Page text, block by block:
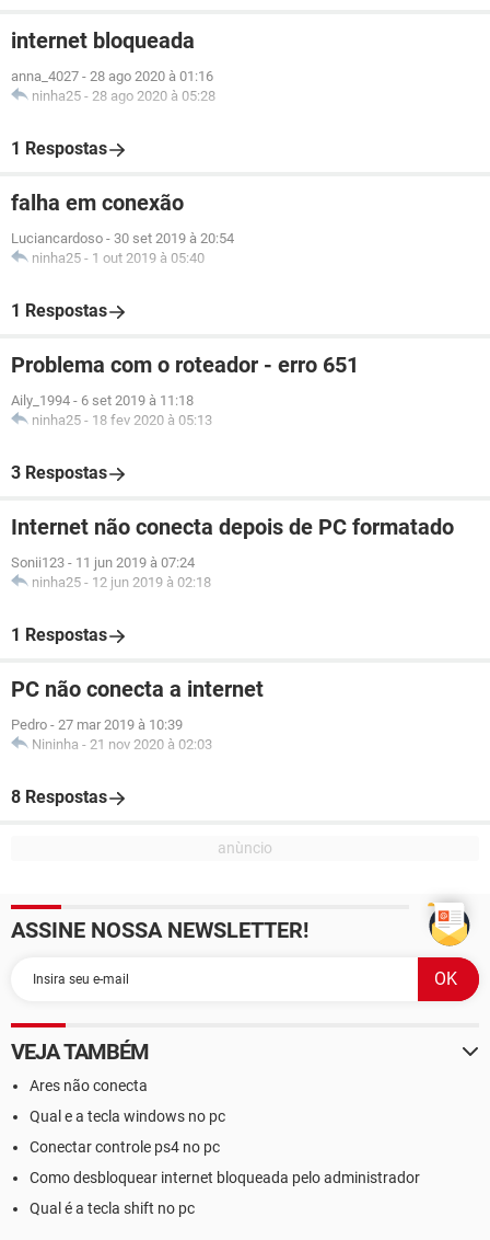
internet bloqueada
anna_4027 - 28 ago 2020 à 01:16
ninha25 - 28 ago 2020 à 05:28
1 Respostas
falha em conexão
Luciancardoso - 30 set 2019 à 20:54
ninha25 - 1 out 2019 à 05:40
1 Respostas
Problema com o roteador - erro 651
Aily_1994 - 6 set 2019 à 11:18
ninha25 - 18 fev 2020 à 05:13
3 Respostas
Internet não conecta depois de PC formatado
Sonii123 - 11 jun 2019 à 07:24
ninha25 - 12 jun 2019 à 02:18
1 Respostas
PC não conecta a internet
Pedro - 27 mar 2019 à 10:39
Nininha - 21 nov 2020 à 02:03
8 Respostas
ASSINE NOSSA NEWSLETTER!
VEJA TAMBÉM
Ares não conecta
Qual e a tecla windows no pc
Conectar controle ps4 no pc
Como desbloquear internet bloqueada pelo administrador
Qual é a tecla shift no pc